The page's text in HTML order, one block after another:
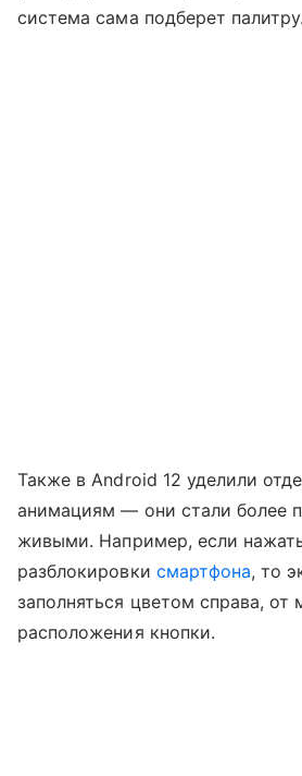
система сама подберет палитру.
Также в Android 12 уделили
анимациям — они стали более
живыми. Например, если
разблокировки смартфона, то
заполняться цветом справа, от
расположения кнопки.